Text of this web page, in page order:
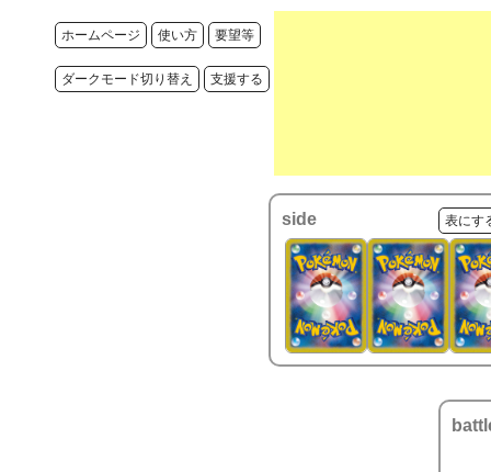
ホームページ 使い方 要望等
ダークモード切り替え 支援する
side 表にす